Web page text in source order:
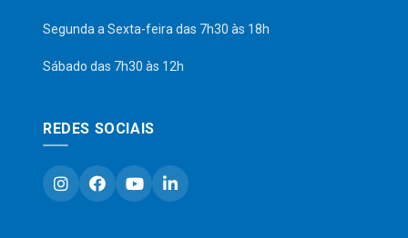
Segunda a Sexta-feira das 7h30 às 18h
Sábado das 7h30 às 12h
REDES SOCIAIS